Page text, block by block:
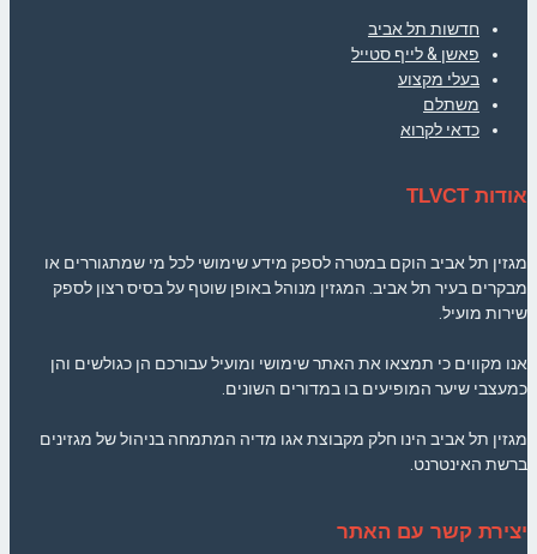
חדשות תל אביב
פאשן & לייף סטייל
בעלי מקצוע
משתלם
כדאי לקרוא
אודות TLVCT
מגזין תל אביב הוקם במטרה לספק מידע שימושי לכל מי שמתגוררים או
מבקרים בעיר תל אביב. המגזין מנוהל באופן שוטף על בסיס רצון לספק
שירות מועיל.
אנו מקווים כי תמצאו את האתר שימושי ומועיל עבורכם הן כגולשים והן
כמעצבי שיער המופיעים בו במדורים השונים.
מגזין תל אביב הינו חלק מקבוצת אגו מדיה המתמחה בניהול של מגזינים
ברשת האינטרנט.
יצירת קשר עם האתר